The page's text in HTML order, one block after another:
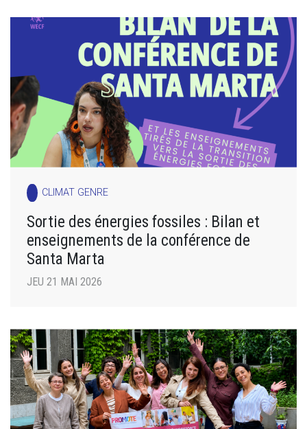
CLIMAT GENRE
Sortie des énergies fossiles : Bilan et
enseignements de la conférence de
Santa Marta
JEU 21 MAI 2026